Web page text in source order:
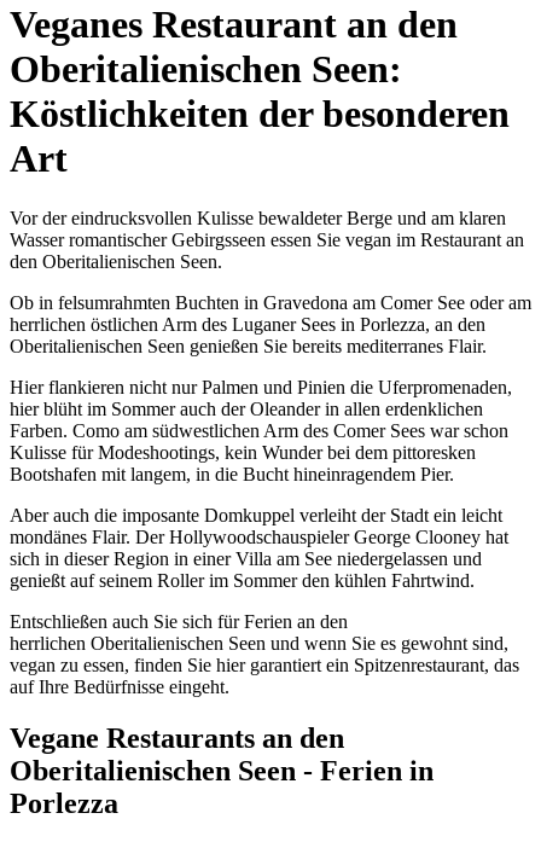
Veganes Restaurant an den
Oberitalienischen Seen:
Köstlichkeiten der besonderen
Art
Vor der eindrucksvollen Kulisse bewaldeter Berge und am klaren
Wasser romantischer Gebirgsseen essen Sie vegan im Restaurant an
den Oberitalienischen Seen.
Ob in felsumrahmten Buchten in Gravedona am Comer See oder am
herrlichen östlichen Arm des Luganer Sees in Porlezza, an den
Oberitalienischen Seen genießen Sie bereits mediterranes Flair.
Hier flankieren nicht nur Palmen und Pinien die Uferpromenaden,
hier blüht im Sommer auch der Oleander in allen erdenklichen
Farben. Como am südwestlichen Arm des Comer Sees war schon
Kulisse für Modeshootings, kein Wunder bei dem pittoresken
Bootshafen mit langem, in die Bucht hineinragendem Pier.
Aber auch die imposante Domkuppel verleiht der Stadt ein leicht
mondänes Flair. Der Hollywoodschauspieler George Clooney hat
sich in dieser Region in einer Villa am See niedergelassen und
genießt auf seinem Roller im Sommer den kühlen Fahrtwind.
Entschließen auch Sie sich für Ferien an den
herrlichen Oberitalienischen Seen und wenn Sie es gewohnt sind,
vegan zu essen, finden Sie hier garantiert ein Spitzenrestaurant, das
auf Ihre Bedürfnisse eingeht.
Vegane Restaurants an den
Oberitalienischen Seen - Ferien in
Porlezza